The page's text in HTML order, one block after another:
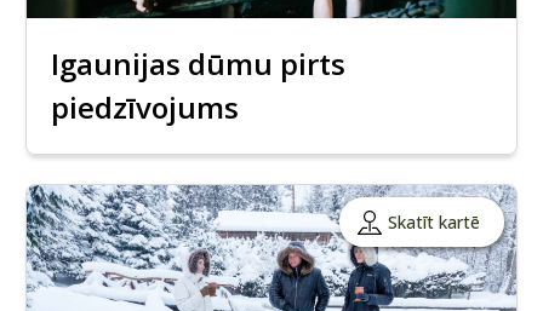
Igaunijas dūmu pirts
piedzīvojums
Skatīt kartē